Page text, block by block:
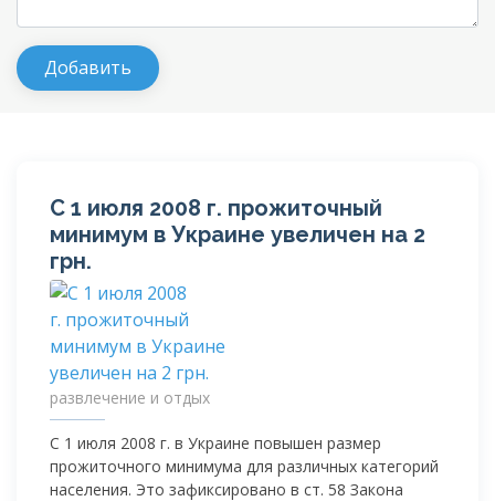
С 1 июля 2008 г. прожиточный
минимум в Украине увеличен на 2
грн.
развлечение и отдых
С 1 июля 2008 г. в Украине повышен размер
прожиточного минимума для различных категорий
населения. Это зафиксировано в ст. 58 Закона